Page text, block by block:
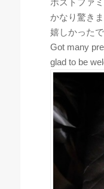
ホストファ
かなり驚き
嬉しかったで
Got many
glad to be